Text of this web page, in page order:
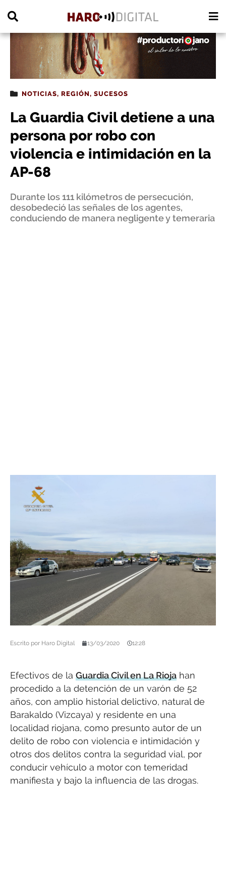
NOTICIAS, REGIÓN, SUCESOS
La Guardia Civil detiene a una
persona por robo con
violencia e intimidación en la
AP-68
Durante los 111 kilómetros de persecución,
desobedeció las señales de los agentes,
conduciendo de manera negligente y temeraria
Escrito por Haro Digital 13/03/2020 12:28
Efectivos de la Guardia Civil en La Rioja han
procedido a la detención de un varón de 52
años, con amplio historial delictivo, natural de
Barakaldo (Vizcaya) y residente en una
localidad riojana, como presunto autor de un
delito de robo con violencia e intimidación y
otros dos delitos contra la seguridad vial, por
conducir vehículo a motor con temeridad
manifiesta y bajo la influencia de las drogas.